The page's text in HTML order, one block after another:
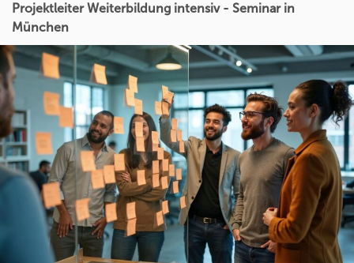
Projektleiter Weiterbildung intensiv - Seminar in
München